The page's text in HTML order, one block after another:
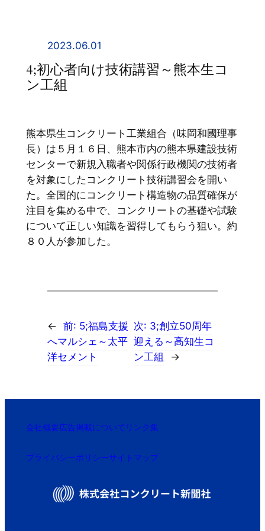
2023.06.01
4;初心者向け技術講習～熊本生コ
ン工組
熊本県生コンクリート工業組合（味岡和國理事
長）は５月１６日、熊本市内の熊本県建設技術
センターで新規入職者や関係行政機関の技術者
を対象にしたコンクリート技術講習会を開い
た。全国的にコンクリート構造物の品質確保が
注目を集める中で、コンクリートの基礎や試験
について正しい知識を習得してもらう狙い。約
８０人が参加した。
← 前: 5;福島支援
へマルシェ～太平
洋セメント
次: 3;創立50周年
迎える～高知生コ
ン工組
→
会社概要広告掲載について リンク集
プライバシーポリシーサイトマップ